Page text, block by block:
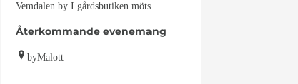
Vemdalen by I gårdsbutiken möts
fjällkänsla, naturens stillhet och…
Återkommande evenemang
byMalott